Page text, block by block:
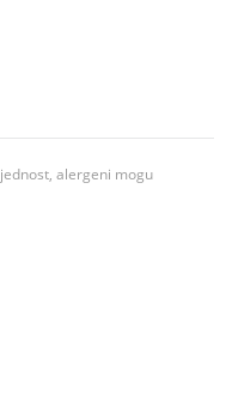
alergeni mogu